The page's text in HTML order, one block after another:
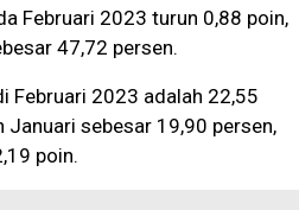
Februari 2023 turun 0,88 poin,
47,72 persen.
Februari 2023 adalah 22,55
Januari sebesar 19,90 persen,
poin.